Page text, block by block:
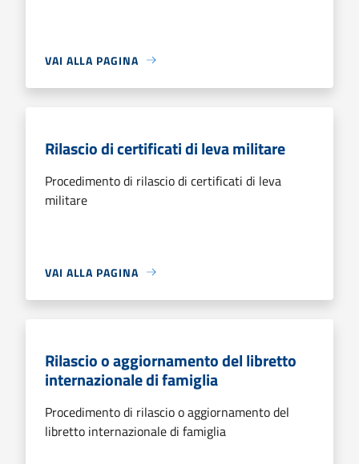
VAI ALLA PAGINA
Rilascio di certificati di leva militare
Procedimento di rilascio di certificati di leva
militare
VAI ALLA PAGINA
Rilascio o aggiornamento del libretto
internazionale di famiglia
Procedimento di rilascio o aggiornamento del
libretto internazionale di famiglia